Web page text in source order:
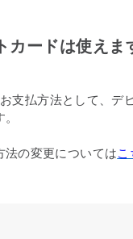
カードは使えま
支払方法として、デ
法の変更についてはこ